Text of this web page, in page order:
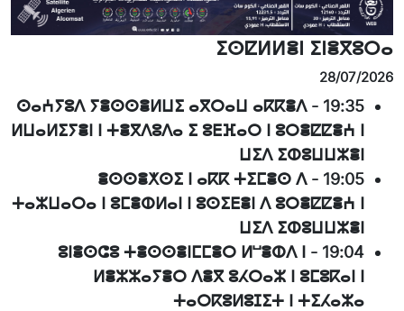
ⵉⵙⵇⵍⵍⴻⵏ ⵉⵏⴻⴳⵓⵔⴰ
28/07/2026
19:35
-
ⵙⴰⵄⵢⵓⴷ ⵢⴻⵙⵙⴻⵍⵡⵉ ⴰⴳⵔⴰⵡ ⴰⴽⴽⴻⴷ
ⵍⵡⴰⵍⵉⵢⴻⵏ ⵏ ⵜⴻⴳⴷⵓⴷⴰ ⵉ ⵓⴹⴼⴰⵔ ⵏ ⵓⵔⴻⵇⵇⴻⵄ ⵏ
ⵡⵉⴷ ⵉⵀⵓⵡⵡⵣⴻⵏ
19:05
-
ⴻⵙⵙⴻⵅⵙⵉ ⵏ ⴰⴽⴽ ⵜⵉⵎⴻⵙ ⴷ
ⵜⴰⵣⵡⴰⵔⴰ ⵏ ⵓⵎⴻⵀⵍⴰⵏ ⵏ ⵓⵙⵉⴹⴻⵏ ⴷ ⵓⵔⴻⵇⵇⴻⵄ ⵏ
ⵡⵉⴷ ⵉⵀⵓⵡⵡⵣⴻⵏ
19:04
-
ⵓⵏⴻⵙⵛⵓ ⵜⴻⵙⵙⴻⵏⵎⵎⴻⵔ ⵍⵯⴻⵀⴷ ⵏ
ⵍⴻⵣⵣⴰⵢⴻⵔ ⴷⴻⴳ ⵓⵃⵔⴰⵣ ⵏ ⵓⵎⵓⴽⴰⵏ ⵏ
ⵜⴰⵔⴽⵓⵍⵓⵊⵉⵜ ⵏ ⵜⵉⵃⴰⵣⴰ